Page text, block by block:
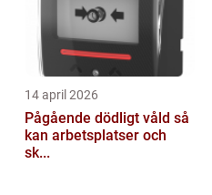
14 april 2026
Pågående dödligt våld så
kan arbetsplatser och
sk...